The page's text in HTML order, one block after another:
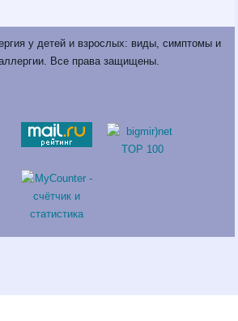
у детей и взрослых: виды, симптомы и
. Все права защищены.